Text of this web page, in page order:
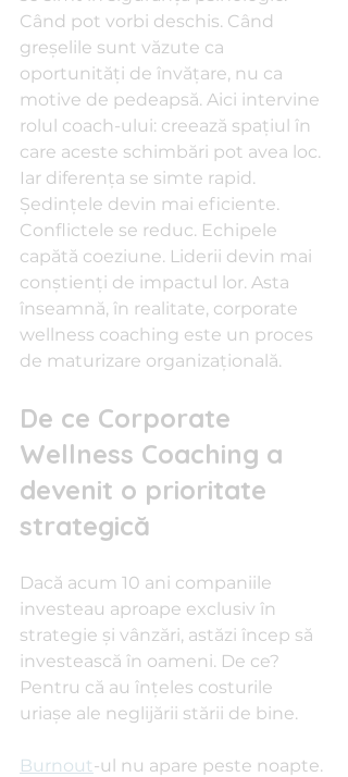
Când pot vorbi deschis. Când
greșelile sunt văzute ca
oportunități de învățare, nu ca
motive de pedeapsă. Aici intervine
rolul coach-ului: creează spațiul în
care aceste schimbări pot avea loc.
Iar diferența se simte rapid.
Ședințele devin mai eficiente.
Conflictele se reduc. Echipele
capătă coeziune. Liderii devin mai
conștienți de impactul lor. Asta
înseamnă, în realitate, corporate
wellness coaching este un proces
de maturizare organizațională.
De ce Corporate
Wellness Coaching a
devenit o prioritate
strategică
Dacă acum 10 ani companiile
investeau aproape exclusiv în
strategie și vânzări, astăzi încep să
investească în oameni. De ce?
Pentru că au înțeles costurile
uriașe ale neglijării stării de bine.
Burnout-ul nu apare peste noapte.